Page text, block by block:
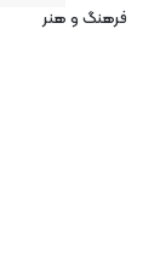
فرهنگ و هنر